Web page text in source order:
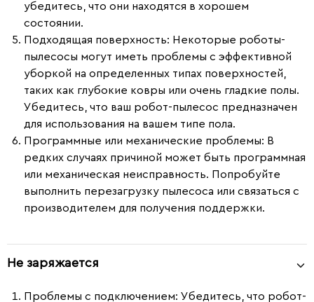
убедитесь, что они находятся в хорошем
состоянии.
Подходящая поверхность: Некоторые роботы-
пылесосы могут иметь проблемы с эффективной
уборкой на определенных типах поверхностей,
таких как глубокие ковры или очень гладкие полы.
Убедитесь, что ваш робот-пылесос предназначен
для использования на вашем типе пола.
Программные или механические проблемы: В
редких случаях причиной может быть программная
или механическая неисправность. Попробуйте
выполнить перезагрузку пылесоса или связаться с
производителем для получения поддержки.
Не заряжается
Проблемы с подключением: Убедитесь, что робот-